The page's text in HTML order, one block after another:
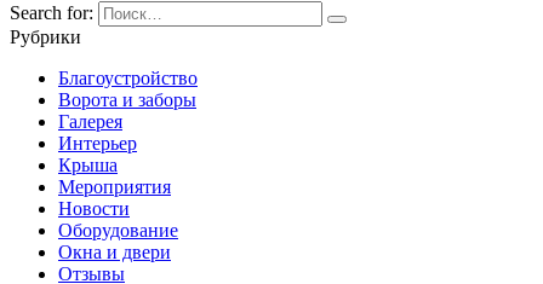
Search for:
Рубрики
Благоустройство
Ворота и заборы
Галерея
Интерьер
Крыша
Мероприятия
Новости
Оборудование
Окна и двери
Отзывы